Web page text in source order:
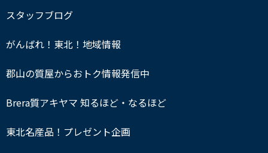
スタッフブログ
がんばれ！東北！地域情報
郡山の質屋からおトク情報発信中
Brera質アキヤマ 知るほど・なるほど
東北名産品！プレゼント企画